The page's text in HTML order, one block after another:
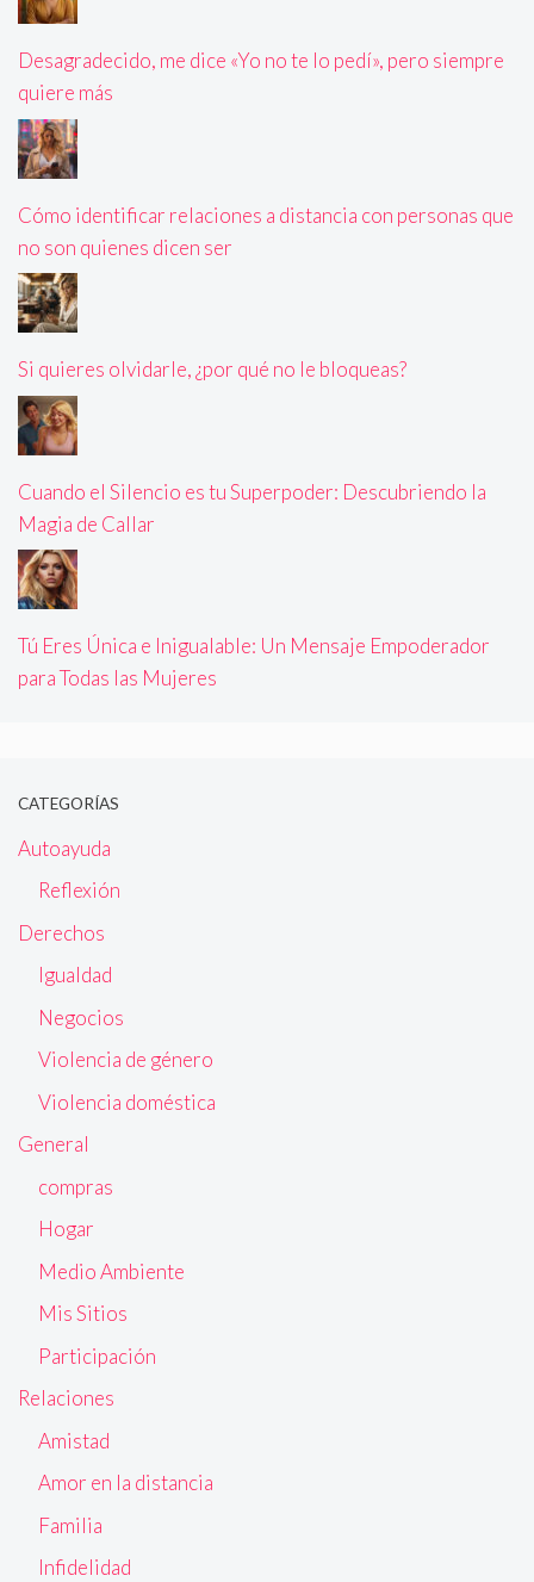
Desagradecido, me dice «Yo no te lo pedí», pero siempre
quiere más
Cómo identificar relaciones a distancia con personas que
no son quienes dicen ser
Si quieres olvidarle, ¿por qué no le bloqueas?
Cuando el Silencio es tu Superpoder: Descubriendo la
Magia de Callar
Tú Eres Única e Inigualable: Un Mensaje Empoderador
para Todas las Mujeres
CATEGORÍAS
Autoayuda
Reflexión
Derechos
Igualdad
Negocios
Violencia de género
Violencia doméstica
General
compras
Hogar
Medio Ambiente
Mis Sitios
Participación
Relaciones
Amistad
Amor en la distancia
Familia
Infidelidad